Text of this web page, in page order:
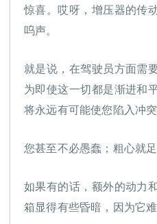
惊喜。哎呀，增压器的传
呜声。
就是说，在驾驶员方面需
为即使这一切都是渐进和
将永远有可能使您陷入冲突
您甚至不必愚蠢；粗心就足
如果有的话，额外的动力
箱显得有些昏暗，因为它